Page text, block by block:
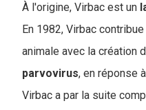
À l'origine, Virbac est un
En 1982, Virbac
animale avec la création
parvovirus, en réponse
Virbac a par la suite